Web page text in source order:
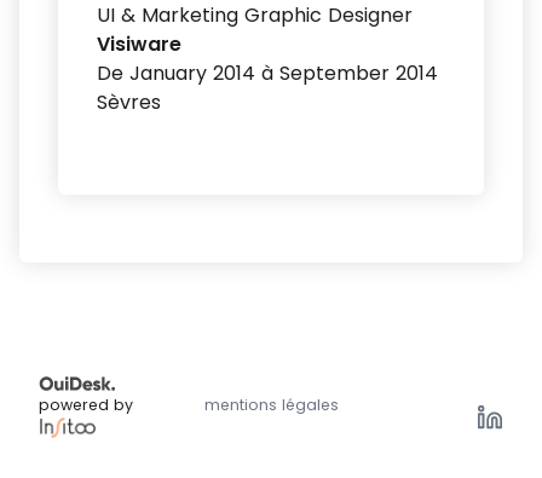
UI & Marketing Graphic Designer
Visiware
De January 2014 à September 2014
Sèvres
powered by mentions légales